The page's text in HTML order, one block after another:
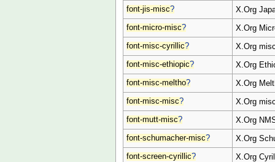
font-jis-misc? X.Org
font-micro-misc? X.Org
font-misc-cyrillic? X.Org
font-misc-ethiopic? X.Org
font-misc-meltho? X.Org
font-misc-misc? X.Org
font-mutt-misc? X.Org
font-schumacher-misc? X.Org
font-screen-cyrillic? X.Org